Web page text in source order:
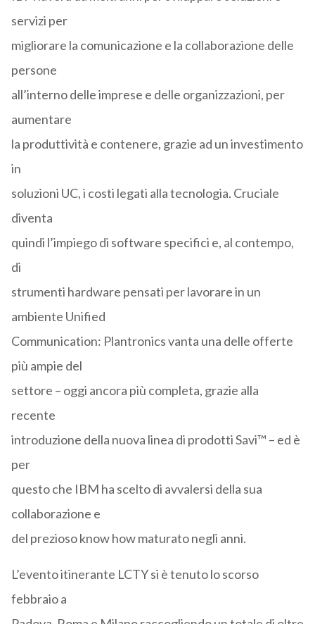
servizi per
migliorare la comunicazione e la collaborazione delle
persone
all’interno delle imprese e delle organizzazioni, per
aumentare
la produttività e contenere, grazie ad un investimento
in
soluzioni UC, i costi legati alla tecnologia. Cruciale
diventa
quindi l’impiego di software specifici e, al contempo,
di
strumenti hardware pensati per lavorare in un
ambiente Unified
Communication: Plantronics vanta una delle offerte
più ampie del
settore – oggi ancora più completa, grazie alla
recente
introduzione della nuova linea di prodotti Savi™ – ed è
per
questo che IBM ha scelto di avvalersi della sua
collaborazione e
del prezioso know how maturato negli anni.
L’evento itinerante LCTY si è tenuto lo scorso
febbraio a